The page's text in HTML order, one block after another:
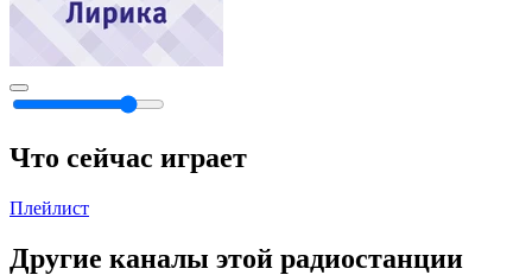
Что сейчас играет
Плейлист
Другие каналы этой радиостанции